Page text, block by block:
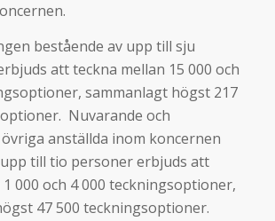
bestående av upp till sju
att teckna mellan 15 000 och
sammanlagt högst 217
Nuvarande och
anställda inom koncernen
till tio personer erbjuds att
000 och 4 000 teckningsoptioner,
47 500 teckningsoptioner.